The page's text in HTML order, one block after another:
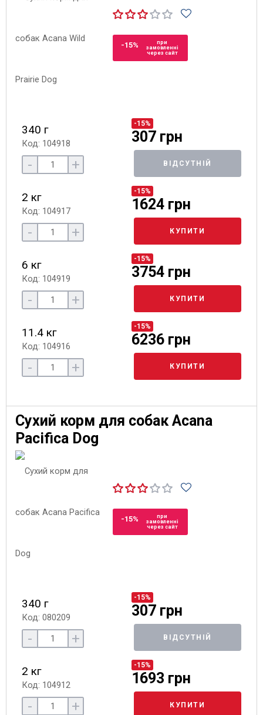
-15%
при
замовленні
через сайт
340 г
Код: 104918
-15%
307 грн
- + ВІДСУТНІЙ
2 кг
Код: 104917
-15%
1624 грн
- + КУПИТИ
6 кг
Код: 104919
-15%
3754 грн
- + КУПИТИ
11.4 кг
Код: 104916
-15%
6236 грн
- + КУПИТИ
Сухий корм для собак Acana
Pacifica Dog
-15%
при
замовленні
через сайт
340 г
Код: 080209
-15%
307 грн
- + ВІДСУТНІЙ
2 кг
Код: 104912
-15%
1693 грн
- + КУПИТИ